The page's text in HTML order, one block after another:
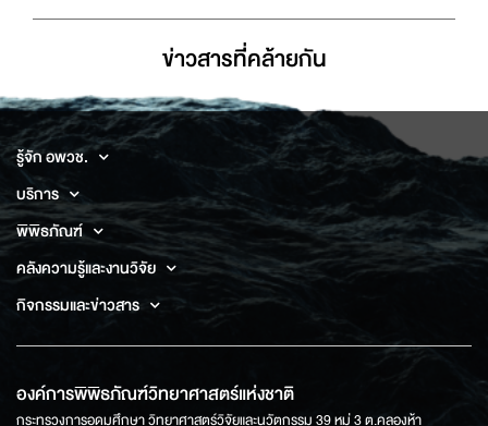
ข่าวสารที่่คล้ายกัน
รู้จัก อพวช.
บริการ
พิพิธภัณฑ์
คลังความรู้และงานวิจัย
กิจกรรมและข่าวสาร
องค์การพิพิธภัณฑ์วิทยาศาสตร์แห่งชาติ
กระทรวงการอุดมศึกษา วิทยาศาสตร์วิจัยและนวัตกรรม 39 หมู่ 3 ต.คลองห้า